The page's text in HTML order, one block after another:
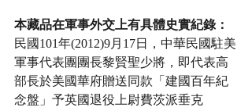
本藏品在軍事外交上有具體史實紀錄：
民國101年(2012)9月17日，中華民國駐美
軍事代表團團長黎賢聖少將，即代表高
部長於美國華府贈送同款「建國百年紀
念盤」予英國退役上尉費茨派垂克